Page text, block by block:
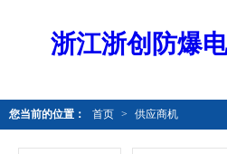
浙江浙创防爆
您当前的位置： 首页 > 供应商机